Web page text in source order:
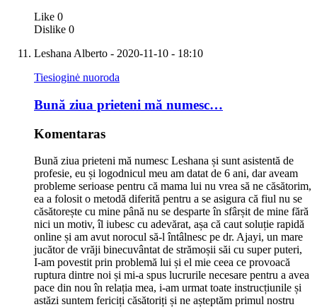
Like 0
Dislike 0
Leshana Alberto - 2020-11-10 - 18:10
Tiesioginė nuoroda
Bună ziua prieteni mă numesc…
Komentaras
Bună ziua prieteni mă numesc Leshana și sunt asistentă de
profesie, eu și logodnicul meu am datat de 6 ani, dar aveam
probleme serioase pentru că mama lui nu vrea să ne căsătorim,
ea a folosit o metodă diferită pentru a se asigura că fiul nu se
căsătorește cu mine până nu se desparte în sfârșit de mine fără
nici un motiv, îl iubesc cu adevărat, așa că caut soluție rapidă
online și am avut norocul să-l întâlnesc pe dr. Ajayi, un mare
jucător de vrăji binecuvântat de strămoșii săi cu super puteri,
I-am povestit prin problemă lui și el mie ceea ce provoacă
ruptura dintre noi și mi-a spus lucrurile necesare pentru a avea
pace din nou în relația mea, i-am urmat toate instrucțiunile și
astăzi suntem fericiți căsătoriți și ne așteptăm primul nostru